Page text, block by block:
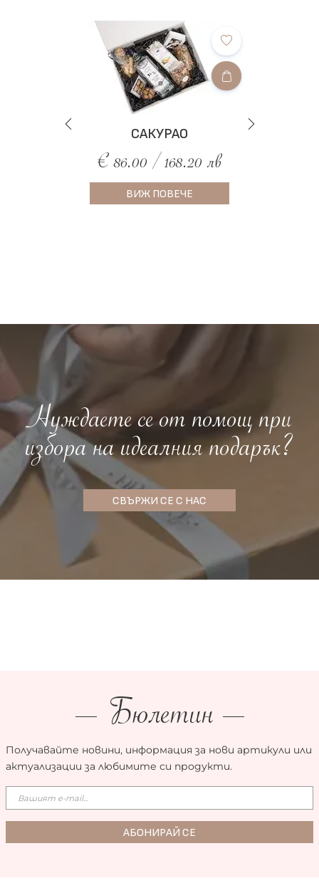
САКУРАО
€ 86.00 / 168.20 лв
ВИЖ ПОВЕЧЕ
Нуждаете се от помощ при
избора на идеалния подарък?
СВЪРЖИ СЕ С НАС
Бюлетин
Получавайте новини, информация за нови артикули или
актуализации за любимите си продукти.